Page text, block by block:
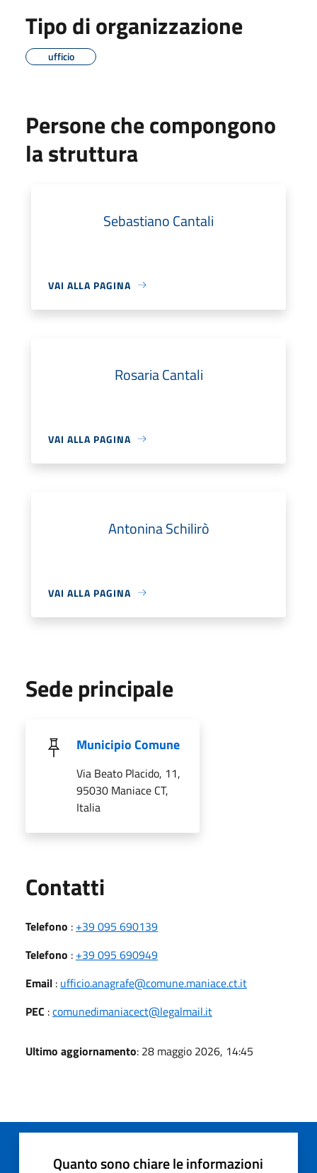
Tipo di organizzazione
ufficio
Persone che compongono
la struttura
Sebastiano Cantali
VAI ALLA PAGINA
Rosaria Cantali
VAI ALLA PAGINA
Antonina Schilirò
VAI ALLA PAGINA
Sede principale
Municipio Comune
Via Beato Placido, 11,
95030 Maniace CT,
Italia
Contatti
Telefono : +39 095 690139
Telefono : +39 095 690949
Email : ufficio.anagrafe@comune.maniace.ct.it
PEC :comunedimaniacect@legalmail.it
Ultimo aggiornamento: 28 maggio 2026, 14:45
Quanto sono chiare le informazioni